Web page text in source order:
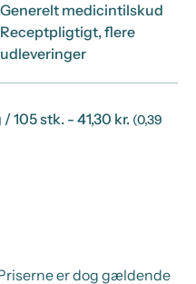
Generelt medicintilskud
Receptpligtigt, flere
udleveringer
105 stk. - 41,30 kr. (0,39
er dog gældende